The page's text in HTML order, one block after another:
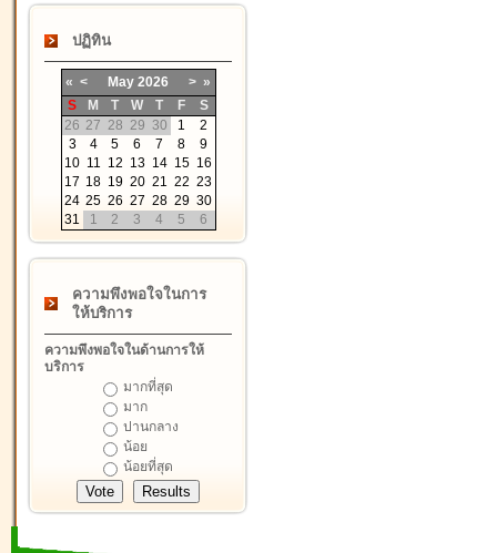
ปฏิทิน
« < May 2026 > »
S
M T W T F
S
26 27 28 29 30 1
2
3
4 5 6 7 8
9
10 11 12 13 14 15 16
17 18 19 20 21 22 23
24 25 26 27 28 29 30
31
1 2 3 4 5 6
ความพึงพอใจในการ
ให้บริการ
ความพึงพอใจในด้านการให้
บริการ
มากที่สุด
มาก
ปานกลาง
น้อย
น้อยที่สุด